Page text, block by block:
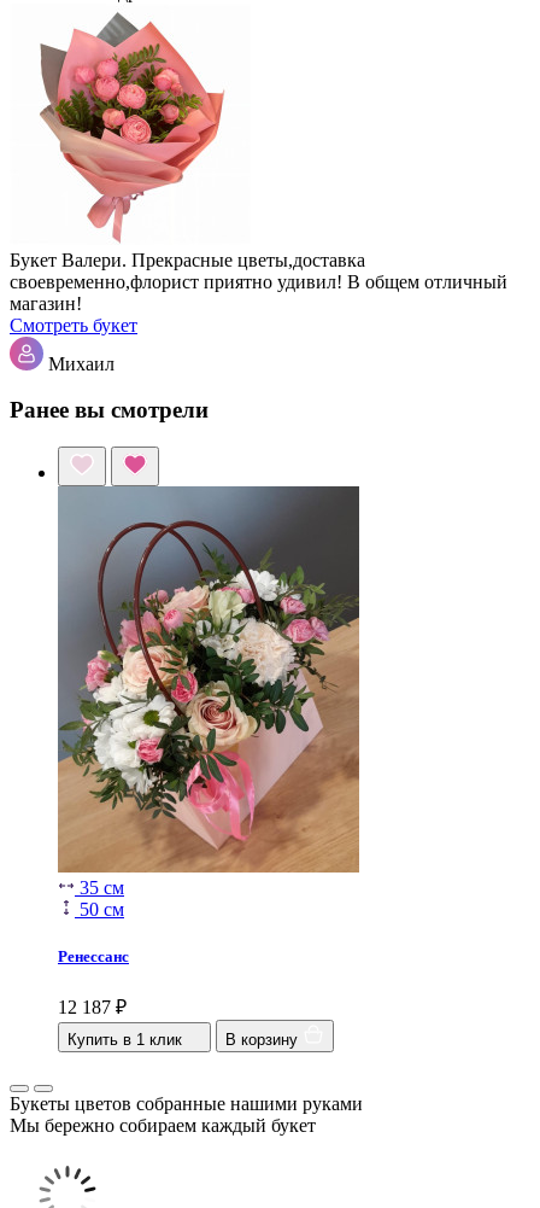
Букет Валери. Прекрасные цветы,доставка
своевременно,флорист приятно удивил! В общем отличный
магазин!
Смотреть букет
Михаил
Ранее вы смотрели
35 см
50 см
Ренессанс
12 187 ₽
Купить в 1 клик В корзину
Букеты цветов собранные нашими руками
Мы бережно собираем каждый букет